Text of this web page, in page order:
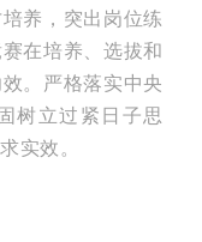
养，突出岗位练
在培养、选拔和
。严格落实中央
树立过紧日子思
实效。